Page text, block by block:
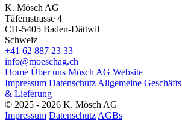
K. Mösch AG
Täfernstrasse 4
CH-5405 Baden-Dättwil
Schweiz
+41 62 887 23 33
info@moeschag.ch
Home Über uns Mösch AG Website
Impressum Datenschutz Allgemeine
& Lieferung
© 2025 - 2026 K. Mösch AG
Impressum Datenschutz AGBs